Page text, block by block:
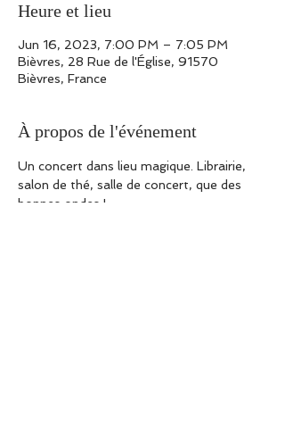
Heure et lieu
Jun 16, 2023, 7:00 PM – 7:05 PM
Bièvres, 28 Rue de l'Église, 91570
Bièvres, France
À propos de l'événement
Un concert dans lieu magique. Librairie,
salon de thé, salle de concert, que des
bonnes ondes !